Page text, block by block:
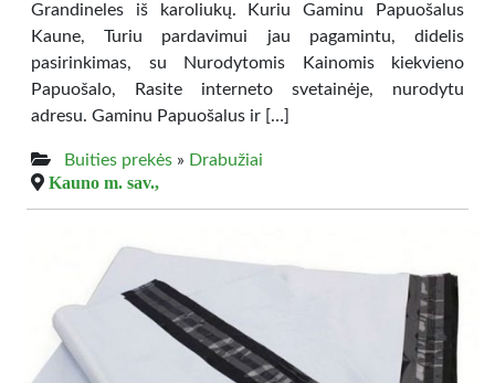
Grandineles iš karoliukų. Kuriu Gaminu Papuošalus
Kaune, Turiu pardavimui jau pagamintu, didelis
pasirinkimas, su Nurodytomis Kainomis kiekvieno
Papuošalo, Rasite interneto svetainėje, nurodytu
adresu. Gaminu Papuošalus ir […]
Buities prekės » Drabužiai
Kauno m. sav.,